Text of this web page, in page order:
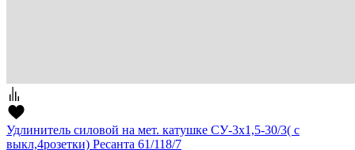
Удлинитель силовой на мет. катушке СУ-3х1,5-30/3( с
выкл,4розетки) Ресанта 61/118/7